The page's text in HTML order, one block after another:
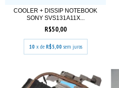
COOLER + DISSIP NOTEBOOK
SONY SVS131A11X...
R$50,00
10 x de R$5,00 sem juros